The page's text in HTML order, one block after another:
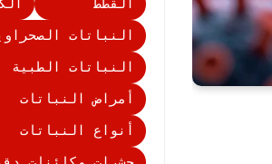
القطط
النباتات
النباتات الطبية
أمراض النباتات
أنواع النباتات